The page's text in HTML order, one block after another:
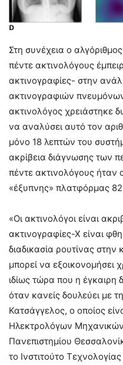
Στη συνέχεια ο
πέντε ακτινολόγους
ακτινογραφίες- στην
ακτινογραφιών
ακτινολόγος χρειάστηκε
να αναλύσει αυτό τον
μόνο 18 λεπτών του
ακρίβεια διάγνωσης των
πέντε ακτινολόγους
«έξυπνης» πλατφόρμας
«Οι ακτινολόγοι είναι
ακτινογραφίες-Χ είναι
διαδικασία ρουτίνας
μπορεί να εξοικονομήσει
ιδίως τώρα που η έγκαιρη
όταν κανείς δουλεύει με
Κατσάγγελος, ο οποίος
Ηλεκτρολόγων Μηχανικών
Πανεπιστημίου
το Ινστιτούτο